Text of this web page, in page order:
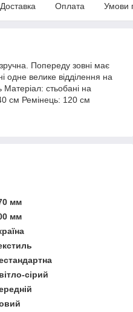
Доставка Оплата Умови
Попереду зовні має
одне велике відділення на
Матеріал: стьобані на
см Ремінець: 120 см
мм
мм
сірий